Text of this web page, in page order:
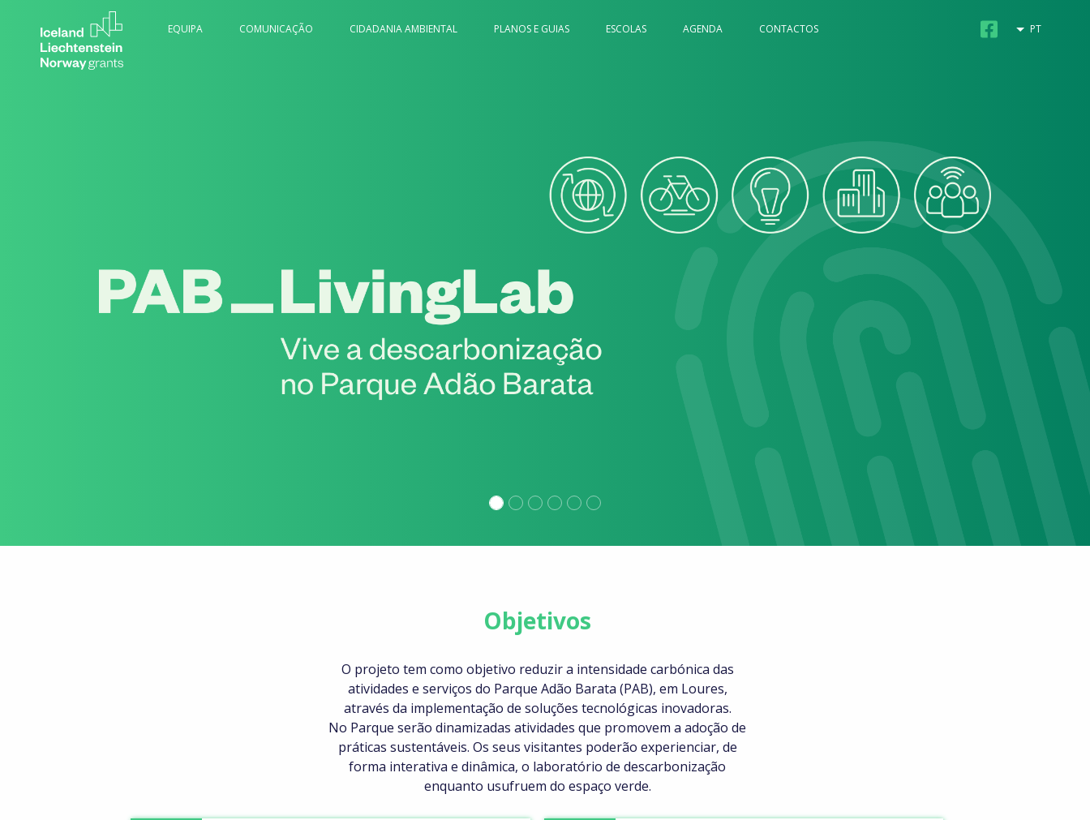
EQUIPA COMUNICAÇÃO CIDADANIA AMBIENTAL PLANOS E GUIAS ESCOLAS AGENDA CONTACTOS PT
Objetivos
O projeto tem como objetivo reduzir a intensidade carbónica das
atividades e serviços do Parque Adão Barata (PAB), em Loures,
através da implementação de soluções tecnológicas inovadoras.
No Parque serão dinamizadas atividades que promovem a adoção de
práticas sustentáveis. Os seus visitantes poderão experienciar, de
forma interativa e dinâmica, o laboratório de descarbonização
enquanto usufruem do espaço verde.